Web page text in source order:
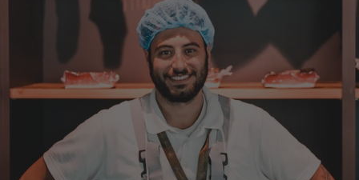
Verifizierter Kunde
War alles lecker, der Brettlspeck war aber
der Favorit, etwas Fett muss sein
8.8.2026
Helmut
Verifizierter Kunde
Sehr gute Originalqualität